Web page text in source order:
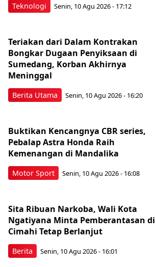
Teknologi Senin, 10 Agu 2026 - 17:12
Berita Utama
Teriakan dari Dalam Kontrakan
Bongkar Dugaan Penyiksaan di
Sumedang, Korban Akhirnya
Meninggal
Senin, 10 Agu 2026 - 16:20
Motor Sport
Buktikan Kencangnya CBR series,
Pebalap Astra Honda Raih
Kemenangan di Mandalika
Senin, 10 Agu 2026 - 16:08
Berita
Sita Ribuan Narkoba, Wali Kota
Ngatiyana Minta Pemberantasan di
Cimahi Tetap Berlanjut
Senin, 10 Agu 2026 - 16:01